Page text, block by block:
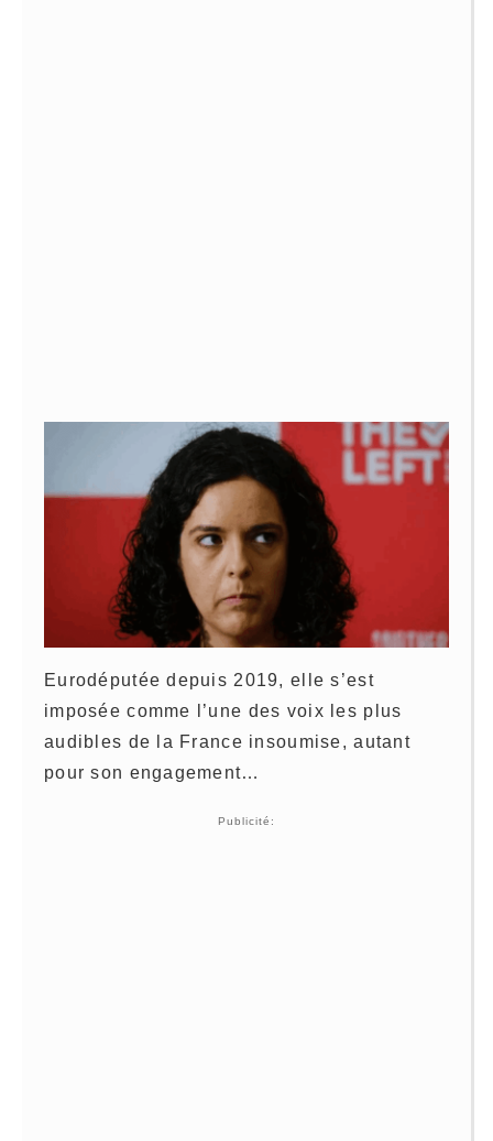
Eurodéputée depuis 2019, elle s’est
imposée comme l’une des voix les plus
audibles de la France insoumise, autant
pour son engagement…
Publicité: